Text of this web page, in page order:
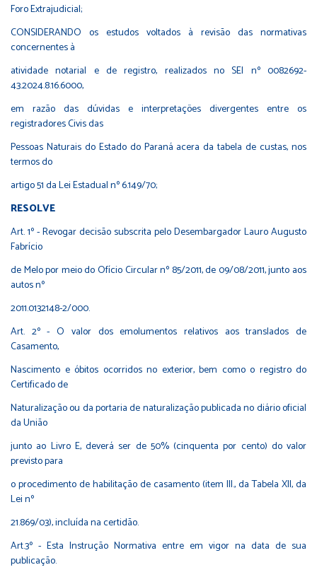
Foro Extrajudicial;
CONSIDERANDO os estudos voltados à revisão das normativas
concernentes à
atividade notarial e de registro, realizados no SEI nº 0082692-
43.2024.8.16.6000,
em razão das dúvidas e interpretações divergentes entre os
registradores Civis das
Pessoas Naturais do Estado do Paraná acera da tabela de custas, nos
termos do
artigo 51 da Lei Estadual nº 6.149/70;
RESOLVE
Art. 1º - Revogar decisão subscrita pelo Desembargador Lauro Augusto
Fabrício
de Melo por meio do Ofício Circular nº 85/2011, de 09/08/2011, junto aos
autos nº
2011.0132148-2/000.
Art. 2º - O valor dos emolumentos relativos aos translados de
Casamento,
Nascimento e óbitos ocorridos no exterior, bem como o registro do
Certificado de
Naturalização ou da portaria de naturalização publicada no diário oficial
da União
junto ao Livro E, deverá ser de 50% (cinquenta por cento) do valor
previsto para
o procedimento de habilitação de casamento (item III., da Tabela XII, da
Lei nº
21.869/03), incluída na certidão.
Art.3º - Esta Instrução Normativa entre em vigor na data de sua
publicação.